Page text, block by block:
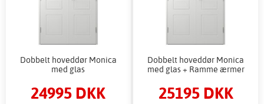
Dobbelt hoveddør Monica
med glas
24995 DKK
Dobbelt hoveddør Monica
med glas + Ramme ærmer
25195 DKK